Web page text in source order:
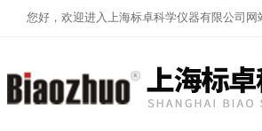
您好，欢迎进入上海标卓科学仪器有限公司网